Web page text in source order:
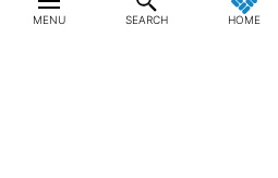
MENU SEARCH HOME